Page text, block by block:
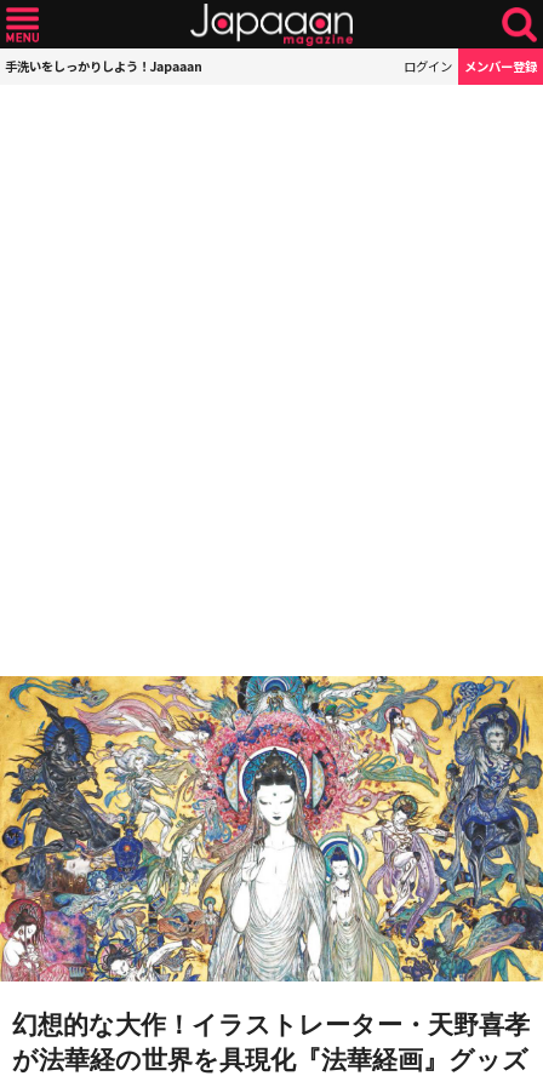
手洗いをしっかりしよう！Japaaan ログイン メンバー登録
幻想的な大作！イラストレーター・天野喜孝
が法華経の世界を具現化『法華経画』グッズ